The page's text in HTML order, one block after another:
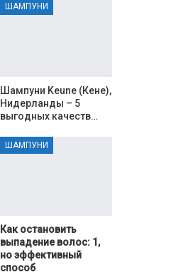
ШАМПУНИ
Шампуни Keune (Кене),
Нидерланды – 5
выгодных качеств…
ШАМПУНИ
Как остановить
выпадение волос: 1,
но эффективный
способ